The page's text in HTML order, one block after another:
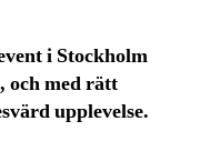
i Stockholm
och med rätt
upplevelse.